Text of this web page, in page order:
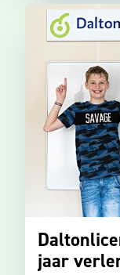
jaar